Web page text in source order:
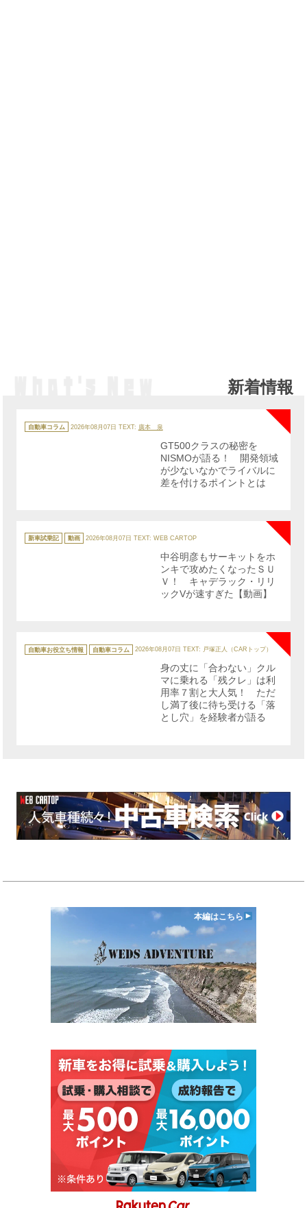
新着情報
テ
ゴ
自動車コラム 2026年08月07日 TEXT: 廣本 泉
NEW
GT500クラスの秘密を
NISMOが語る！ 開発領域
が少ないなかでライバルに
差を付けるポイントとは
テ
ゴ
新車試乗記 動画 2026年08月07日 TEXT: WEB CARTOP
中谷明彦もサーキットをホ
ンキで攻めたくなったＳＵ
Ｖ！ キャデラック・リリ
ックVが速すぎた【動画】
テ
ゴ
自動車お役立ち情報 自動車コラム 2026年08月07日 TEXT: 戸塚正人（CARトップ）
身の丈に「合わない」クル
マに乗れる「残クレ」は利
用率７割と大人気！ ただ
し満了後に待ち受ける「落
とし穴」を経験者が語る
本編はこちら